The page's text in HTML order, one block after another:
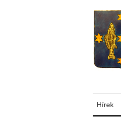
Hírek